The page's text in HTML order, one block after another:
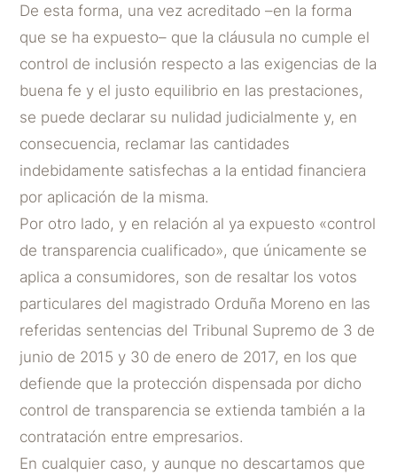
De esta forma, una vez acreditado –en la forma
que se ha expuesto– que la cláusula no cumple el
control de inclusión respecto a las exigencias de la
buena fe y el justo equilibrio en las prestaciones,
se puede declarar su nulidad judicialmente y, en
consecuencia, reclamar las cantidades
indebidamente satisfechas a la entidad financiera
por aplicación de la misma.
Por otro lado, y en relación al ya expuesto «control
de transparencia cualificado», que únicamente se
aplica a consumidores, son de resaltar los votos
particulares del magistrado Orduña Moreno en las
referidas sentencias del Tribunal Supremo de 3 de
junio de 2015 y 30 de enero de 2017, en los que
defiende que la protección dispensada por dicho
control de transparencia se extienda también a la
contratación entre empresarios.
En cualquier caso, y aunque no descartamos que